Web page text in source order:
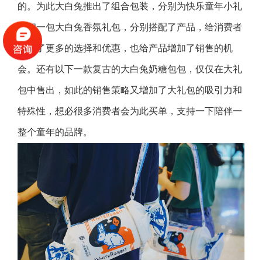
的。为此大白兔推出了组合包装，分别为快乐童年小礼
盒和一包大白兔香氛礼包，分别搭配了产品，给消费者
提供了更多的选择和优惠，也给产品增加了销售的机
会。还有以下一款复古的大白兔奶糖包包，仅仅在大礼
包中售出，如此的销售策略又增加了大礼包的吸引力和
特殊性，想必很多消费者会为此买单，支持一下陪伴一
整个童年的品牌。